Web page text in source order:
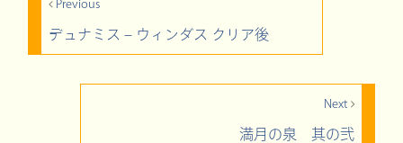
Previous
デュナミス – ウィンダス クリア後
Next
満月の泉 其の弐